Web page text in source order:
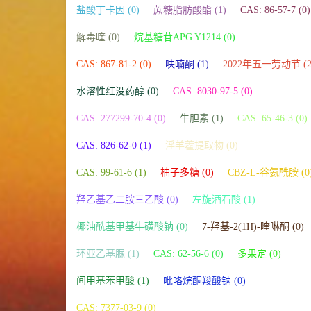
盐酸丁卡因 (0) 蔗糖脂肪酸酯 (1) CAS: 86-57-7 (0)
解毒喹 (0) 烷基糖苷APG Y1214 (0)
CAS: 867-81-2 (0) 呋喃酮 (1) 2022年五一劳动节
水溶性红没药醇 (0) CAS: 8030-97-5 (0)
CAS: 277299-70-4 (0) 牛胆素 (1) CAS: 65-46-3 (0)
CAS: 826-62-0 (1) 淫羊藿提取物 (0)
CAS: 99-61-6 (1) 柚子多糖 (0) CBZ-L-谷氨酰胺
羟乙基乙二胺三乙酸 (0) 左旋酒石酸 (1)
椰油酰基甲基牛磺酸钠 (0) 7-羟基-2(1H)-喹啉酮 (0)
环亚乙基脲 (1) CAS: 62-56-6 (0) 多果定 (0)
间甲基苯甲酸 (1) 吡咯烷酮羧酸钠 (0)
CAS: 7377-03-9 (0)